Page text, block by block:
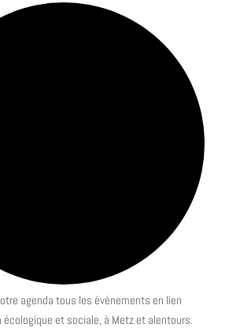
agenda tous les événements en lien
écologique et sociale, à Metz et alentours.